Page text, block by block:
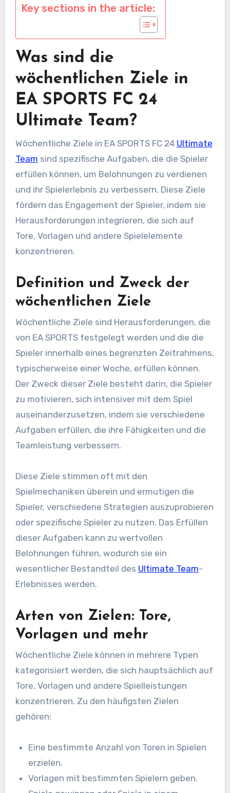
Key sections in the article:
Was sind die
wöchentlichen Ziele in
EA SPORTS FC 24
Ultimate Team?
Wöchentliche Ziele in EA SPORTS FC 24 Ultimate
Team sind spezifische Aufgaben, die die Spieler
erfüllen können, um Belohnungen zu verdienen
und ihr Spielerlebnis zu verbessern. Diese Ziele
fördern das Engagement der Spieler, indem sie
Herausforderungen integrieren, die sich auf
Tore, Vorlagen und andere Spielelemente
konzentrieren.
Definition und Zweck der
wöchentlichen Ziele
Wöchentliche Ziele sind Herausforderungen, die
von EA SPORTS festgelegt werden und die die
Spieler innerhalb eines begrenzten Zeitrahmens,
typischerweise einer Woche, erfüllen können.
Der Zweck dieser Ziele besteht darin, die Spieler
zu motivieren, sich intensiver mit dem Spiel
auseinanderzusetzen, indem sie verschiedene
Aufgaben erfüllen, die ihre Fähigkeiten und die
Teamleistung verbessern.
Diese Ziele stimmen oft mit den
Spielmechaniken überein und ermutigen die
Spieler, verschiedene Strategien auszuprobieren
oder spezifische Spieler zu nutzen. Das Erfüllen
dieser Aufgaben kann zu wertvollen
Belohnungen führen, wodurch sie ein
wesentlicher Bestandteil des Ultimate Team-
Erlebnisses werden.
Arten von Zielen: Tore,
Vorlagen und mehr
Wöchentliche Ziele können in mehrere Typen
kategorisiert werden, die sich hauptsächlich auf
Tore, Vorlagen und andere Spielleistungen
konzentrieren. Zu den häufigsten Zielen
gehören:
Eine bestimmte Anzahl von Toren in Spielen
erzielen.
Vorlagen mit bestimmten Spielern geben.